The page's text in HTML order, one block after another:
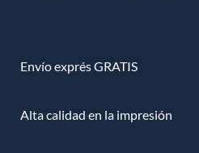
Envío exprés GRATIS
Alta calidad en la impresión